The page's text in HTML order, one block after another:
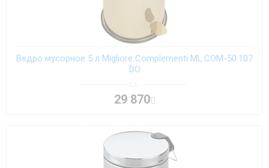
Ведро мусорное 5 л Migliore Complementi ML.COM-50.107
DO
29 870